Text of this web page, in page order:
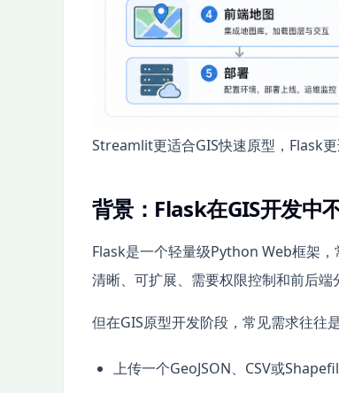
Streamlit更适合GIS快速原型，Flask更
背景：Flask在GIS开发中
Flask是一个轻量级Python Web框架
清晰、可扩展、需要权限控制和前后端
但在GIS原型开发阶段，常见需求往往
上传一个GeoJSON、CSV或